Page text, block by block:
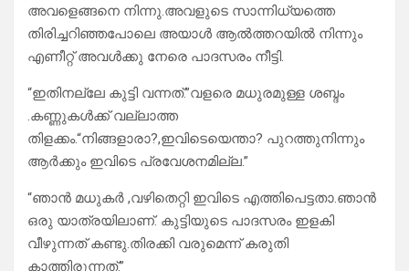
അവളെങ്ങനെ നിന്നു.അവളുടെ സാന്നിധ്യത്തെ
തിരിച്ചറിഞ്ഞപോലെ അയാൾ ആൽത്തറയിൽ നിന്നും
എണീറ്റ് അവൾക്കു നേരെ പാദസരം നീട്ടി.
“ഇതിനല്ലേ കുട്ടി വന്നത്.”വളരെ മധുരമുള്ള ശബ്ദം
.കണ്ണുകൾക്ക് വല്ലാത്ത
തിളക്കം.“നിങ്ങളാരാ?,ഇവിടെയെന്താ? പുറത്തുനിന്നും
ആർക്കും ഇവിടെ പ്രവേശനമില്ല.”
“ഞാൻ മധുകർ ,വഴിതെറ്റി ഇവിടെ എത്തിപെട്ടതാ.ഞാൻ
ഒരു യാത്രയിലാണ്. കുട്ടിയുടെ പാദസരം ഇളകി
വീഴുന്നത് കണ്ടു.തിരക്കി വരുമെന്ന് കരുതി
കാത്തിരുന്നത്.”